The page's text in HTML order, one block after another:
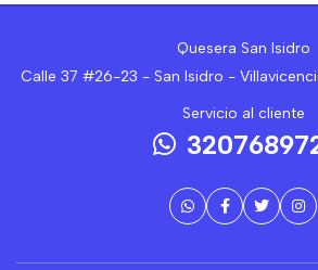
Quesera San Isidro
Calle 37 #26-23 - San Isidro -
Servicio al cliente